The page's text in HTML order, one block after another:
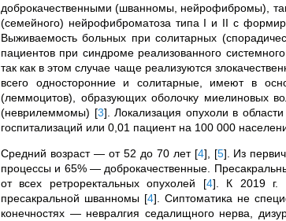
доброкачественными (шванномы, нейрофибромы),
(семейного) нейрофиброматоза типа I и II с
Выживаемость больных при солитарных
пациентов при синдроме реализованного
так как в этом случае чаще реализуются
всего односторонние и солитарные, имеют в
(леммоцитов), образующих оболочку миелиновых
(неврилеммомы) [3] . Локализация опухоли в
госпитализаций или 0,01 пациент на 100 000
Средний возраст — от 52 до 70 лет [4] [5] . Из
процессы и 65% — доброкачественные.
от всех ретроректальных опухолей [4] . К 2019 г.
пресакральной шванномы [4] . Сиптоматика не
конечностях — невралгия седалищного нерва,